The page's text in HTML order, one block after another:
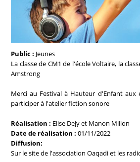
Public : Jeunes
La classe de CM1 de l'école Voltaire, la
Amstrong
Merci au Festival à Hauteur d'Enfant aux
participer à l'atelier fiction sonore
Réalisation : Elise Dejy et Manon Millon
Date de réalisation :01/11/2022
Diffusion:
Sur le site de l'association Oaqadi et les